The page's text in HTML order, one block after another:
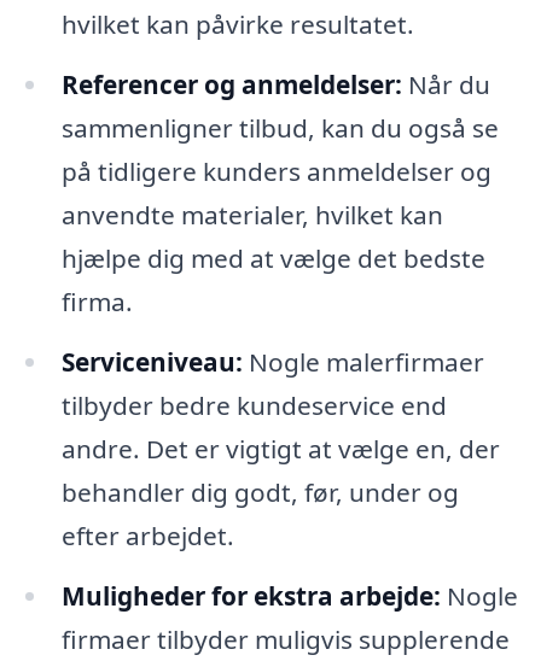
hvilket kan påvirke resultatet.
Referencer og anmeldelser: Når du
sammenligner tilbud, kan du også se
på tidligere kunders anmeldelser og
anvendte materialer, hvilket kan
hjælpe dig med at vælge det bedste
firma.
Serviceniveau: Nogle malerfirmaer
tilbyder bedre kundeservice end
andre. Det er vigtigt at vælge en, der
behandler dig godt, før, under og
efter arbejdet.
Muligheder for ekstra arbejde: Nogle
firmaer tilbyder muligvis supplerende